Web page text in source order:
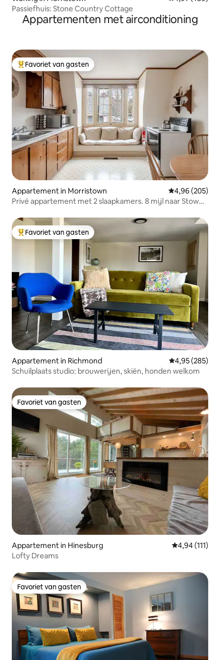
Passiefhuis: Stone Country Cottage
Appartementen met airconditioning
Topfavoriet van gasten
Favoriet van gasten
Appartement in Morristown Gemiddelde
4,96 (205)
Privé appartement met 2 slaapkamers. 8 mijl naar Stowe
Topfavoriet van gasten
Favoriet van gasten
Appartement in Richmond Gemiddelde
4,95 (285)
Schuilplaats studio: brouwerijen, skiën, honden welkom
Favoriet van gasten
Favoriet van gasten
Appartement in Hinesburg Gemiddelde
4,94 (111)
Lofty Dreams
Favoriet van gasten
Favoriet van gasten